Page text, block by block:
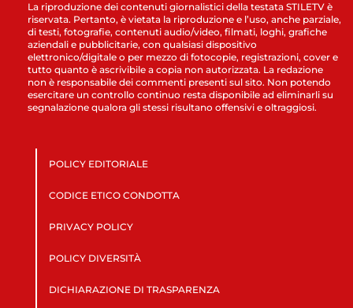
La riproduzione dei contenuti giornalistici della testata STILETV è
riservata. Pertanto, è vietata la riproduzione e l’uso, anche parziale,
di testi, fotografie, contenuti audio/video, filmati, loghi, grafiche
aziendali e pubblicitarie, con qualsiasi dispositivo
elettronico/digitale o per mezzo di fotocopie, registrazioni, cover e
tutto quanto è ascrivibile a copia non autorizzata. La redazione
non è responsabile dei commenti presenti sul sito. Non potendo
esercitare un controllo continuo resta disponibile ad eliminarli su
segnalazione qualora gli stessi risultano offensivi e oltraggiosi.
POLICY EDITORIALE
CODICE ETICO CONDOTTA
PRIVACY POLICY
POLICY DIVERSITÀ
DICHIARAZIONE DI TRASPARENZA